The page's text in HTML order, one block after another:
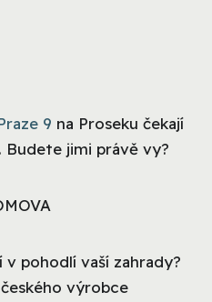
9 na Proseku čekají
Budete jimi právě vy?
v pohodlí vaší zahrady?
výrobce